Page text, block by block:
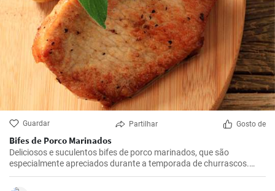
Guardar Partilhar Gosto de
Bifes de Porco Marinados
Deliciosos e suculentos bifes de porco marinados, que são
especialmente apreciados durante a temporada de churrascos.
Estes bifes temperados são melhores se marinados durante a noite,
dando-lhes tempo suficiente para absorver todos os sabores